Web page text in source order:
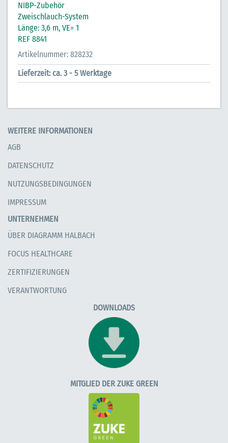
NIBP-Zubehör
Zweischlauch-System
Länge: 3,6 m, VE= 1
REF 8841
Artikelnummer: 828232
Lieferzeit: ca. 3 - 5 Werktage
WEITERE INFORMATIONEN
AGB
DATENSCHUTZ
NUTZUNGSBEDINGUNGEN
IMPRESSUM
UNTERNEHMEN
ÜBER DIAGRAMM HALBACH
FOCUS HEALTHCARE
ZERTIFIZIERUNGEN
VERANTWORTUNG
DOWNLOADS
MITGLIED DER ZUKE GREEN